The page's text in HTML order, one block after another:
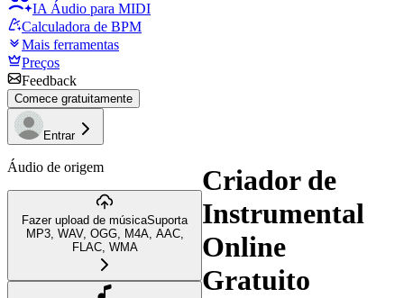
IA Áudio para MIDI
Calculadora de BPM
Mais ferramentas
Preços
Feedback
Comece gratuitamente
Entrar
Áudio de origem
Fazer upload de músicaSuporta
MP3, WAV, OGG, M4A, AAC,
FLAC, WMA
Criador de
Instrumental
Online
Gratuito